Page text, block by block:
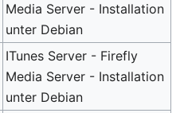
Media Server - Installation
unter Debian
ITunes Server - Firefly
Media Server - Installation
unter Debian